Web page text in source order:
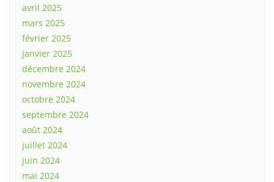
avril 2025
mars 2025
février 2025
janvier 2025
décembre 2024
novembre 2024
octobre 2024
septembre 2024
août 2024
juillet 2024
juin 2024
mai 2024